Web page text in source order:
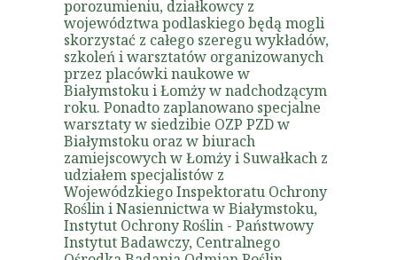
porozumieniu, działkowcy z
województwa podlaskiego będą mogli
skorzystać z całego szeregu wykładów,
szkoleń i warsztatów organizowanych
przez placówki naukowe w
Białymstoku i Łomży w nadchodzącym
roku. Ponadto zaplanowano specjalne
warsztaty w siedzibie OZP PZD w
Białymstoku oraz w biurach
zamiejscowych w Łomży i Suwałkach z
udziałem specjalistów z
Wojewódzkiego Inspektoratu Ochrony
Roślin i Nasiennictwa w Białymstoku,
Instytut Ochrony Roślin - Państwowy
Instytut Badawczy, Centralnego